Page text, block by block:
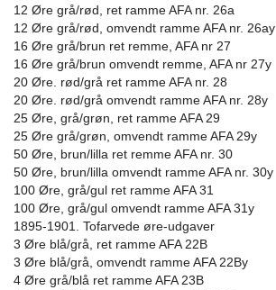
12 Øre grå/rød, ret ramme AFA nr. 26a
12 Øre grå/rød, omvendt ramme AFA nr. 26ay
16 Øre grå/brun ret remme, AFA nr 27
16 Øre grå/brun omvendt remme, AFA nr 27y
20 Øre. rød/grå ret ramme AFA nr. 28
20 Øre. rød/grå omvendt ramme AFA nr. 28y
25 Øre, grå/grøn, ret ramme AFA 29
25 Øre grå/grøn, omvendt ramme AFA 29y
50 Øre, brun/lilla ret remme AFA nr. 30
50 Øre, brun/lilla omvendt ramme AFA nr. 30y
100 Øre, grå/gul ret ramme AFA 31
100 Øre, grå/gul omvendt ramme AFA 31y
1895-1901. Tofarvede øre-udgaver
3 Øre blå/grå, ret ramme AFA 22B
3 Øre blå/grå, omvendt ramme AFA 22By
4 Øre grå/blå ret ramme AFA 23B